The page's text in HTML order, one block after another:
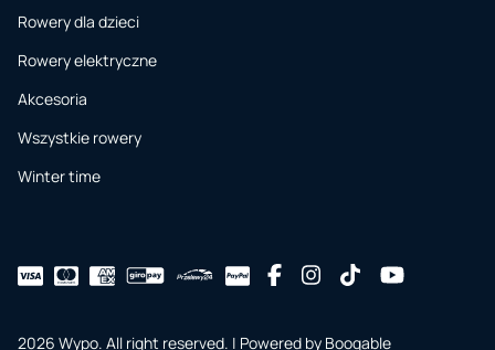
Rowery dla dzieci
Rowery elektryczne
Akcesoria
Wszystkie rowery
Winter time
2026 Wypo. All right reserved. | Powered by Booqable